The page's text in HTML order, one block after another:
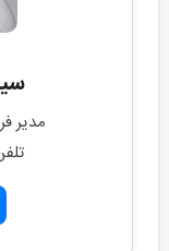
مدیر
تلفن